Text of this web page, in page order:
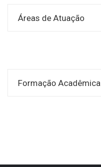
Áreas de Atuação
Formação Acadêmica